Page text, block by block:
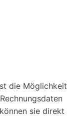
die Möglichkeit
sie direkt